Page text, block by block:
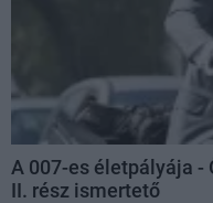
A 007-es életpályája
II. rész ismertető